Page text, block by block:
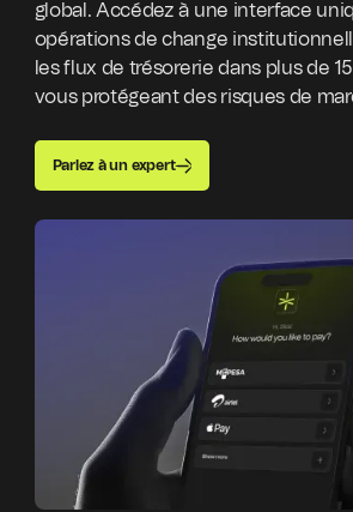
global. Accédez à une interface
opérations de change
les flux de trésorerie dans plus de
vous protégeant des risques de
Parlez à un expert